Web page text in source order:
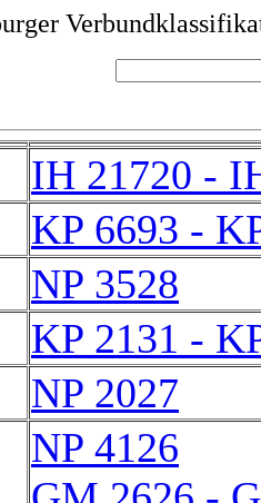
IH 21720 -
KP 6693 -
NP 3528
KP 2131 -
NP 2027
NP 4126